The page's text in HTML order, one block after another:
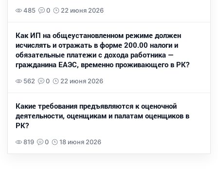
485 0 22 июня 2026
Как ИП на общеустановленном режиме должен
исчислять и отражать в форме 200.00 налоги и
обязательные платежи с дохода работника —
гражданина ЕАЭС, временно проживающего в РК?
562 0 22 июня 2026
Какие требования предъявляются к оценочной
деятельности, оценщикам и палатам оценщиков в
РК?
819 0 18 июня 2026